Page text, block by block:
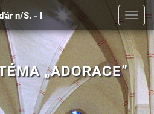
n/S. - I
„ADORACE”